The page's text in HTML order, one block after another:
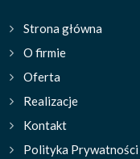
Strona główna
O firmie
Oferta
Realizacje
Kontakt
Polityka Prywatności